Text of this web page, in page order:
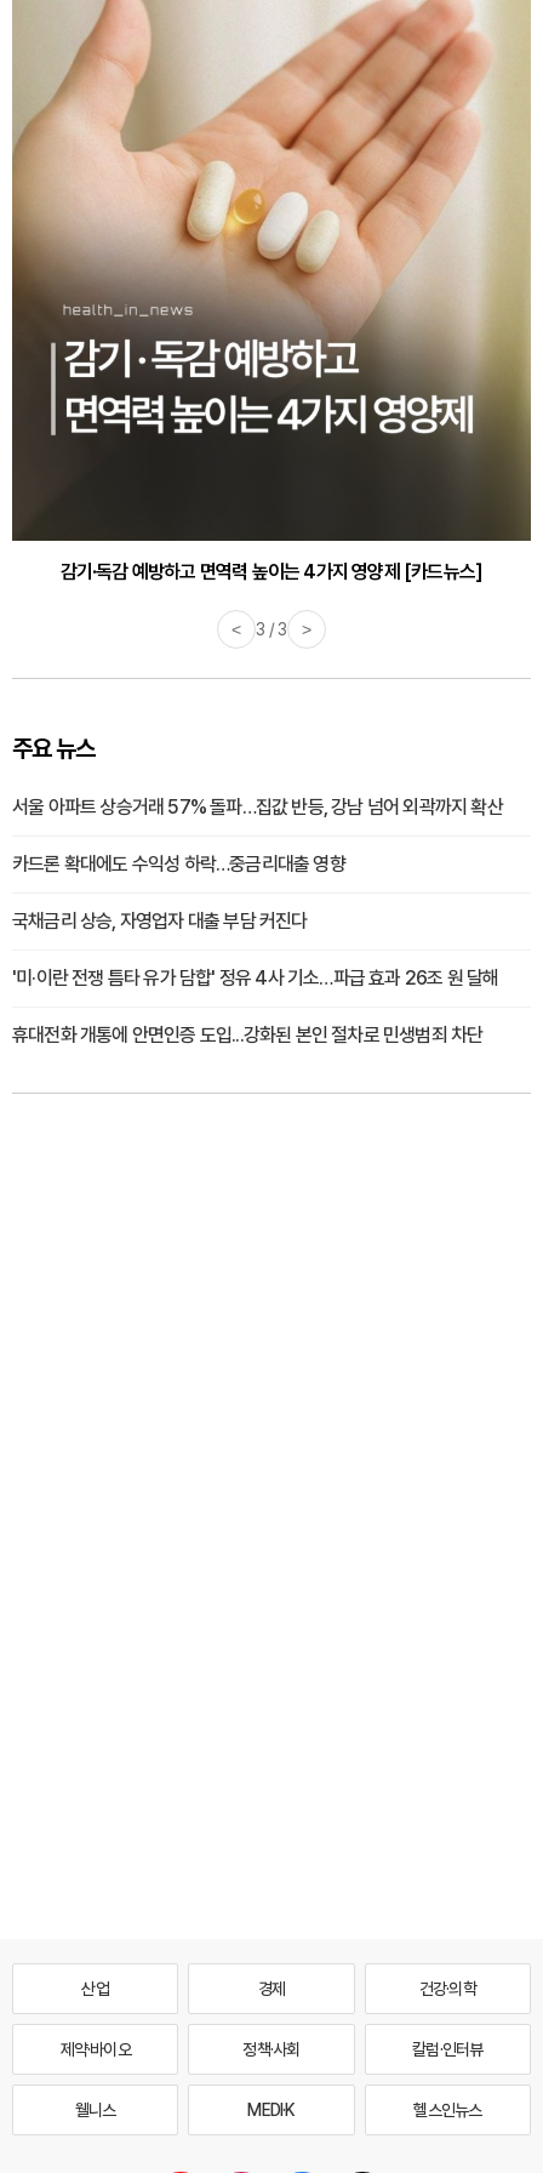
감기·독감 예방하고 면역력 높이는 4가지 영양제 [카드뉴스]
< 3 / 3 >
주요 뉴스
서울 아파트 상승거래 57% 돌파…집값 반등, 강남 넘어 외곽까지 확산
카드론 확대에도 수익성 하락…중금리대출 영향
국채금리 상승, 자영업자 대출 부담 커진다
'미·이란 전쟁 틈타 유가 담합' 정유 4사 기소…파급 효과 26조 원 달해
휴대전화 개통에 안면인증 도입...강화된 본인 절차로 민생범죄 차단
산업 경제 건강·의학
제약·바이오 정책·사회 칼럼·인터뷰
웰니스 MEDI·K 헬스인뉴스